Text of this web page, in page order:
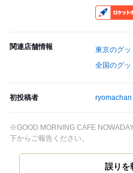
関連店舗情報
東京のグッ
全国のグッ
初投稿者 ryomachan
※GOOD MORNING CAFE
下からご報告ください。
誤りを